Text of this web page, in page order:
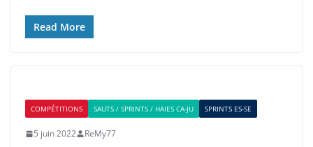
Read More
COMPÉTITIONS SAUTS / SPRINTS / HAIES CA-JU SPRINTS ES-SE
5 juin 2022 ReMy77